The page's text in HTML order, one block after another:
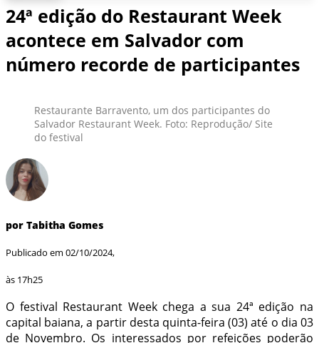
24ª edição do Restaurant Week
acontece em Salvador com
número recorde de participantes
Restaurante Barravento, um dos participantes do
Salvador Restaurant Week. Foto: Reprodução/ Site
do festival
por Tabitha Gomes
Publicado em 02/10/2024,
às 17h25
O festival Restaurant Week chega a sua 24ª edição na
capital baiana, a partir desta quinta-feira (03) até o dia 03
de Novembro. Os interessados por refeições poderão